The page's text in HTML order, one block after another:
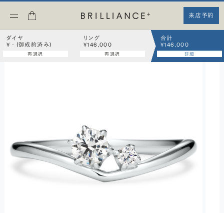
来店予約
ダイヤ
¥ - (御成約済み)
再選択
リング
¥146,000
再選択
合計
¥146,000
詳細